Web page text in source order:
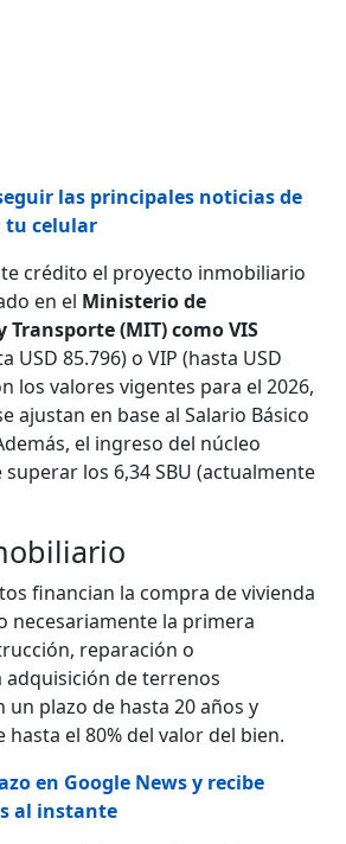
las principales noticias de
tu celular
crédito el proyecto inmobiliario
en el Ministerio de
(MIT) como VIS
USD 85.796) o VIP (hasta USD
los valores vigentes para el 2026,
ajustan en base al Salario Básico
el ingreso del núcleo
los 6,34 SBU (actualmente
financian la compra de vivienda
necesariamente la primera
reparación o
adquisición de terrenos
un plazo de hasta 20 años y
el 80% del valor del bien.
en Google News y recibe
al instante